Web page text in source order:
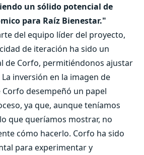
un sólido potencial de
para Raíz Bienestar."
del equipo líder del proyecto,
de iteración ha sido un
de Corfo, permitiéndonos ajustar
inversión en la imagen de
desempeñó un papel
ya que, aunque teníamos
que queríamos mostrar, no
cómo hacerlo. Corfo ha sido
para experimentar y